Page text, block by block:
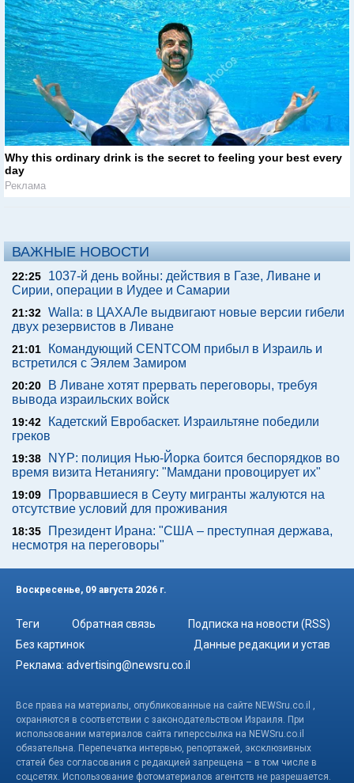
Why this ordinary drink is the secret to feeling your best every
day
Реклама
ВАЖНЫЕ НОВОСТИ
22:25
1037-й день войны: действия в Газе, Ливане и
Сирии, операции в Иудее и Самарии
21:32 Walla: в ЦАХАЛе выдвигают новые версии гибели
двух резервистов в Ливане
21:01
Командующий CENTCOM прибыл в Израиль и
встретился с Эялем Замиром
20:20
В Ливане хотят прервать переговоры, требуя
вывода израильских войск
19:42
Кадетский Евробаскет. Израильтяне победили
греков
19:38
NYP: полиция Нью-Йорка боится беспорядков во
время визита Нетаниягу: "Мамдани провоцирует их"
19:09
Прорвавшиеся в Сеуту мигранты жалуются на
отсутствие условий для проживания
18:35
Президент Ирана: "США – преступная держава,
несмотря на переговоры"
Воскресенье, 09 августа 2026 г.
Теги Обратная связь
Подписка на новости (RSS)
Без картинок
Данные редакции и устав
Реклама: advertising@newsru.co.il
Все права на материалы, опубликованные на сайте NEWSru.co.il ,
охраняются в соответствии с законодательством Израиля. При
использовании материалов сайта гиперссылка на NEWSru.co.il
обязательна. Перепечатка интервью, репортажей, эксклюзивных
статей без согласования с редакцией запрещена – в том числе в
соцсетях. Использование фотоматериалов агентств не разрешается.